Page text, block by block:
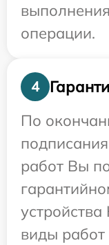
операции.
4
По
работ Вы
виды работ